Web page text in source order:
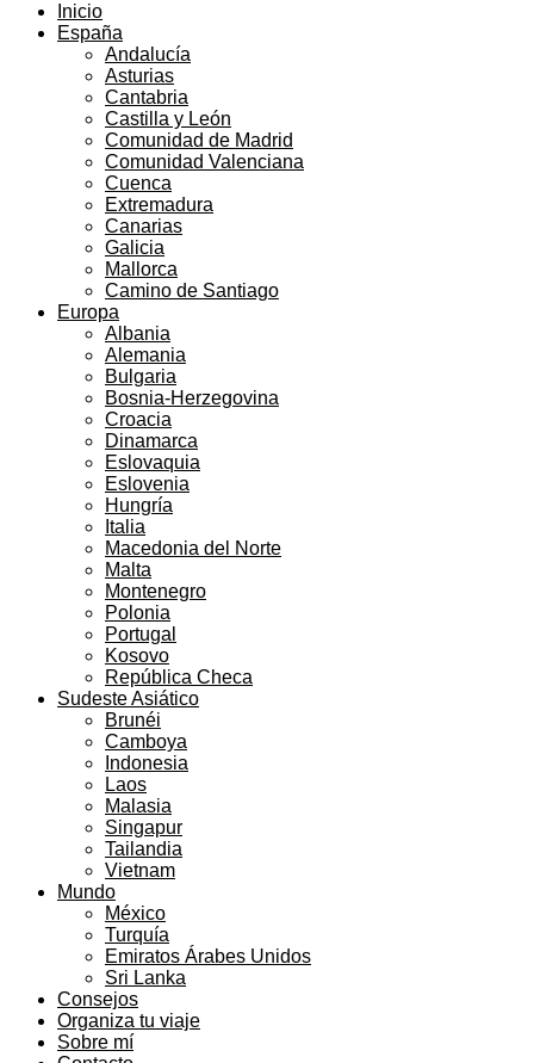
Inicio
España
Andalucía
Asturias
Cantabria
Castilla y León
Comunidad de Madrid
Comunidad Valenciana
Cuenca
Extremadura
Canarias
Galicia
Mallorca
Camino de Santiago
Europa
Albania
Alemania
Bulgaria
Bosnia-Herzegovina
Croacia
Dinamarca
Eslovaquia
Eslovenia
Hungría
Italia
Macedonia del Norte
Malta
Montenegro
Polonia
Portugal
Kosovo
República Checa
Sudeste Asiático
Brunéi
Camboya
Indonesia
Laos
Malasia
Singapur
Tailandia
Vietnam
Mundo
México
Turquía
Emiratos Árabes Unidos
Sri Lanka
Consejos
Organiza tu viaje
Sobre mí